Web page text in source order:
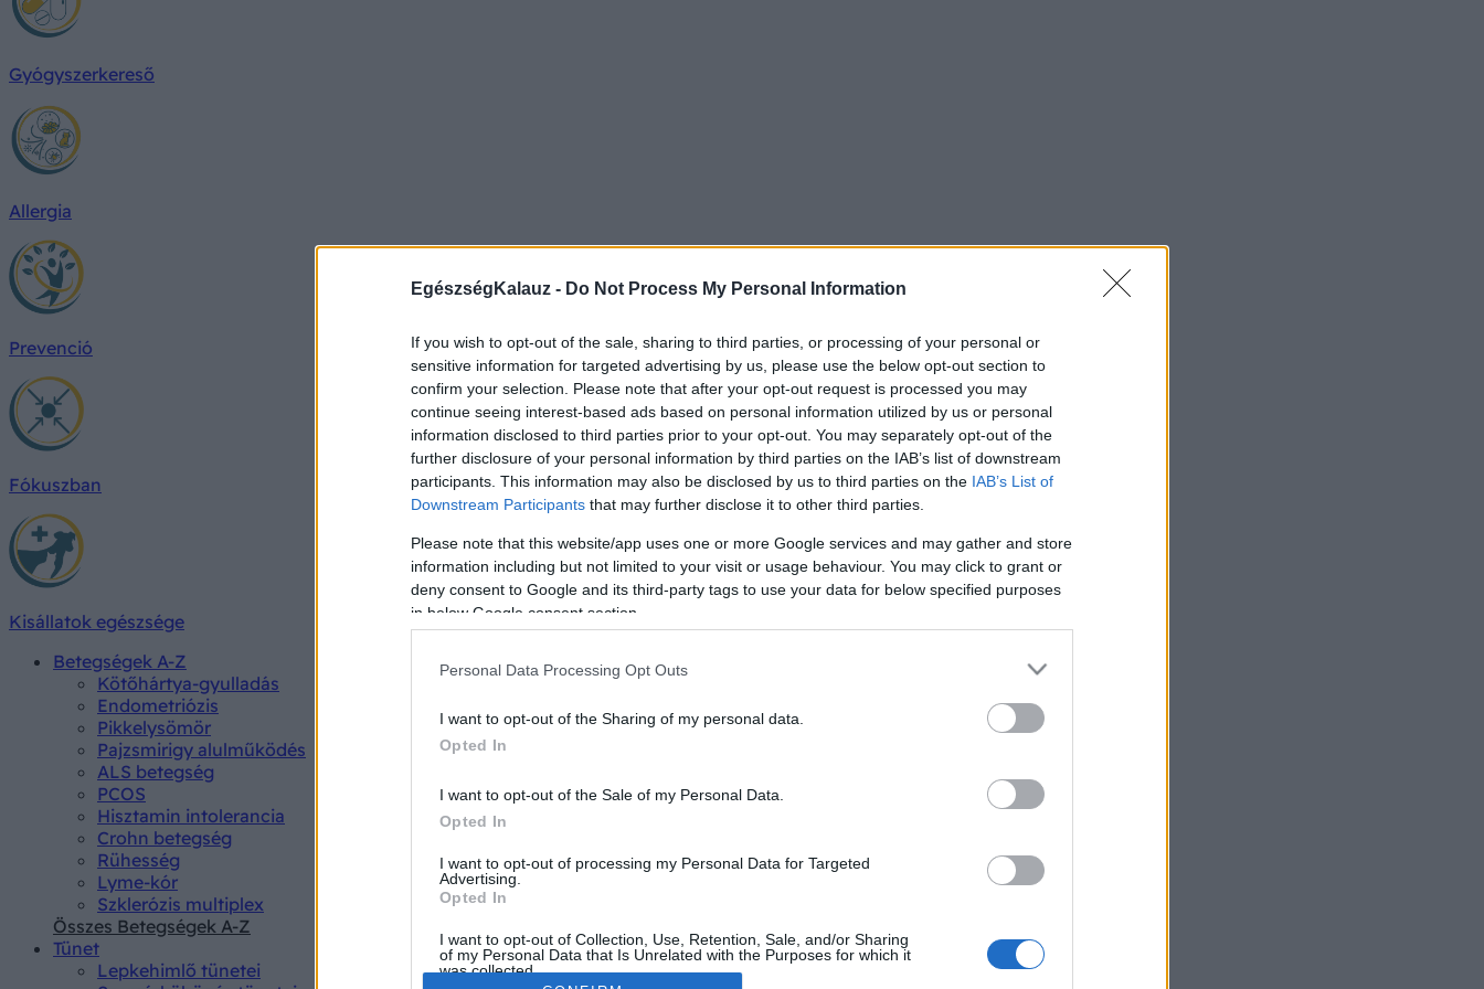
EgészségKalauz - Do Not Process My Personal Information
If you wish to opt-out of the sale, sharing to third parties, or processing of your personal or
sensitive information for targeted advertising by us, please use the below opt-out section to
confirm your selection. Please note that after your opt-out request is processed you may
continue seeing interest-based ads based on personal information utilized by us or personal
information disclosed to third parties prior to your opt-out. You may separately opt-out of the
further disclosure of your personal information by third parties on the IAB’s list of downstream
participants. This information may also be disclosed by us to third parties on the IAB’s List of
Downstream Participants that may further disclose it to other third parties.
Please note that this website/app uses one or more Google services and may gather and store
information including but not limited to your visit or usage behaviour. You may click to grant or
deny consent to Google and its third-party tags to use your data for below specified purposes
in below Google consent section.
Personal Data Processing Opt Outs
I want to opt-out of the Sharing of my personal data.
Opted In
I want to opt-out of the Sale of my Personal Data.
Opted In
I want to opt-out of processing my Personal Data for Targeted
Advertising.
Opted In
I want to opt-out of Collection, Use, Retention, Sale, and/or Sharing
of my Personal Data that Is Unrelated with the Purposes for which it
was collected.
Gyógyszerkereső
Allergia
Prevenció
Fókuszban
Kisállatok egészsége
Betegségek A-Z
Kötőhártya-gyulladás
Endometriózis
Pikkelysömör
Pajzsmirigy alulműködés
ALS betegség
PCOS
Hisztamin intolerancia
Crohn betegség
Rühesség
Lyme-kór
Szklerózis multiplex
Összes Betegségek A-Z
Tünet
Lepkehimlő tünetei